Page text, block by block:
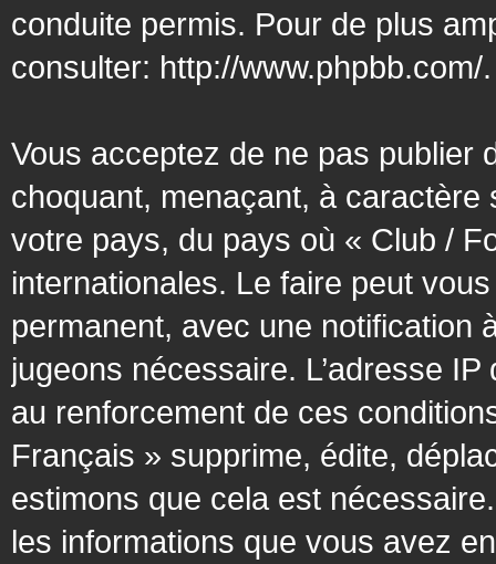
conduite permis. Pour de plus
consulter: http://www.phpbb.com/.
Vous acceptez de ne pas publier
choquant, menaçant, à
votre pays, du pays où « Club /
internationales. Le faire peut
permanent, avec une notification
jugeons nécessaire. L’adresse
au renforcement de ces
Français » supprime, édite,
estimons que cela est
les informations que vous avez